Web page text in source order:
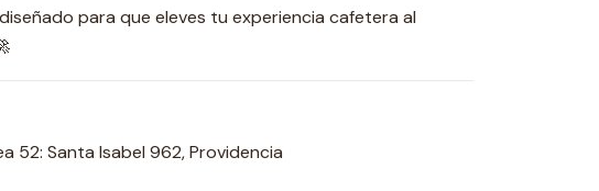
para que eleves tu experiencia cafetera al
52: Santa Isabel 962, Providencia